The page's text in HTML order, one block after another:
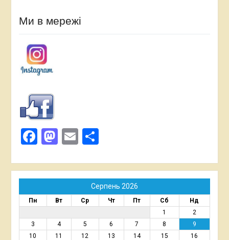
Ми в мережі
Facebook
Mastodon
EmailПоділитися
Серпень 2026
Пн Вт Ср Чт Пт Сб
Нд
1
2
3
4 5 6 7 8
9
10
11 12 13 14 15
16